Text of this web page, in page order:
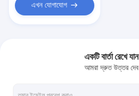
এখন যোগাযোগ
একটি বার্তা রেখে যান
আমরা দ্রুত উত্তর দেব